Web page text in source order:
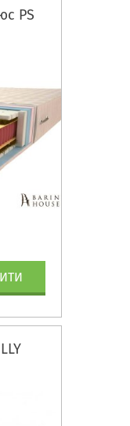
PS